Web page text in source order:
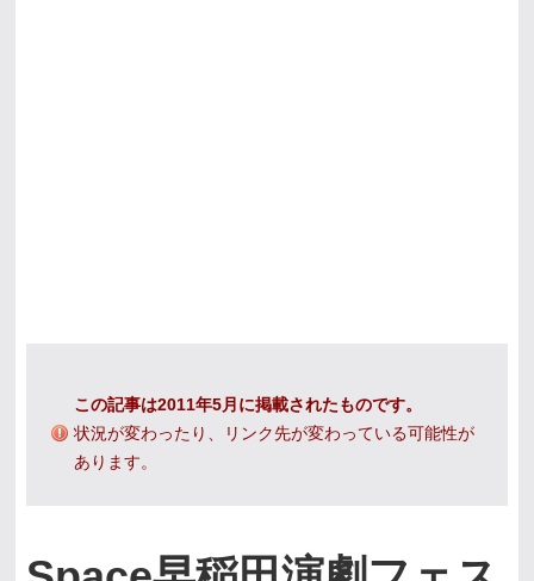
この記事は2011年5月に掲載されたものです。
状況が変わったり、リンク先が変わっている可能性が
あります。